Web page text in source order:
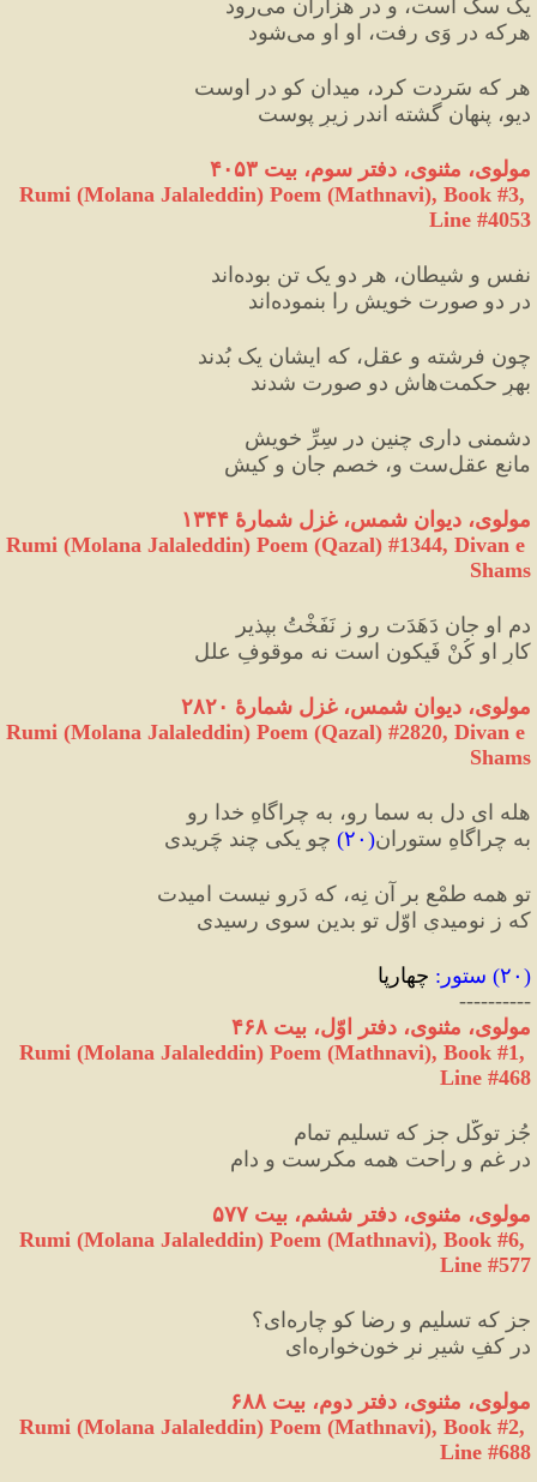
یک سگ است، و در هزاران می‌‏رود
هرکه در وَی رفت، او او می‌‏شود
هر که سَردت کرد، می‏دان کو در اوست
دیو، پنهان گشته اندر زیرِ پوست‏
مولوی، مثنوی، دفتر سوم، بیت ۴۰۵۳
Rumi (Molana Jalaleddin) Poem (Mathnavi), Book #3,
Line #4053
نفس و شیطان، هر دو یک‌ تن بوده‌اند
در دو صورت خویش را بنموده‌اند
چون فرشته و عقل، که ایشان یک بُدند
بهرِ حکمت‌هاش دو صورت شدند
دشمنی داری چنین در سِرِّ خویش
مانعِ عقل‌ست و، خصمِ جان و کیش
مولوی، دیوان شمس، غزل شمارهٔ ۱۳۴۴
Rumi (Molana Jalaleddin) Poem (Qazal) #1344, Divan e
Shams
دم او جان دَهَدَت رو ز نَفَخْتُ بپذیر
کارِ او کُنْ فَیکون‌ است نه موقوفِ علل
مولوی، دیوان شمس، غزل شمارهٔ ۲۸۲۰
Rumi (Molana Jalaleddin) Poem (Qazal) #2820, Divan e
Shams
هله ای دل به سما رو، به چراگاهِ خدا رو
به چراگاهِ ستوران( ۲۰) چو یکی چند چَریدی
تو همه طمْع بر آن نِه، که دَرو نیست امیدت
که ز نومیدیِ اوّل تو بدین سوی رسیدی
( ۲۰) ستور : چهارپا
----------
مولوی، مثنوی، دفتر اوّل، بیت ۴۶۸
Rumi (Molana Jalaleddin) Poem (Mathnavi), Book #1,
Line #468
جُز توکّل جز که تسلیمِ تمام
در غم و راحت همه مکرست و دام
مولوی، مثنوی، دفتر ششم، بیت ۵۷۷
Rumi (Molana Jalaleddin) Poem (Mathnavi), Book #6,
Line #577
جز که تسلیم و رضا کو چاره‌ای؟
در کفِ شیرِ نرِ خون‌خواره‌ای
مولوی، مثنوی، دفتر دوم، بیت ۶۸۸
Rumi (Molana Jalaleddin) Poem (Mathnavi), Book #2,
Line #688